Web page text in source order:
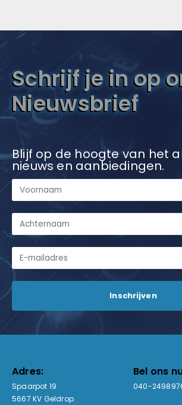
Schrijf je in op
Nieuwsbrief
Blijf op de hoogte van het
nieuws en aanbiedingen.
Adres:
Spaarpot 19
5667 KV Geldrop
Bel ons
040-